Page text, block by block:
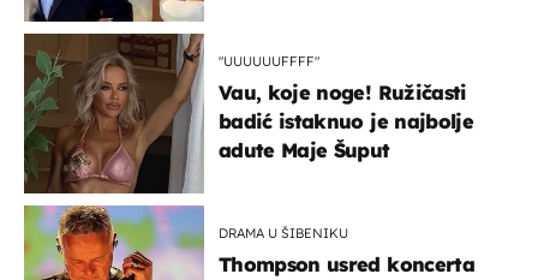
"UUUUUUFFFF"
Vau, koje noge! Ružičasti
badić istaknuo je najbolje
adute Maje Šuput
DRAMA U ŠIBENIKU
Thompson usred koncerta